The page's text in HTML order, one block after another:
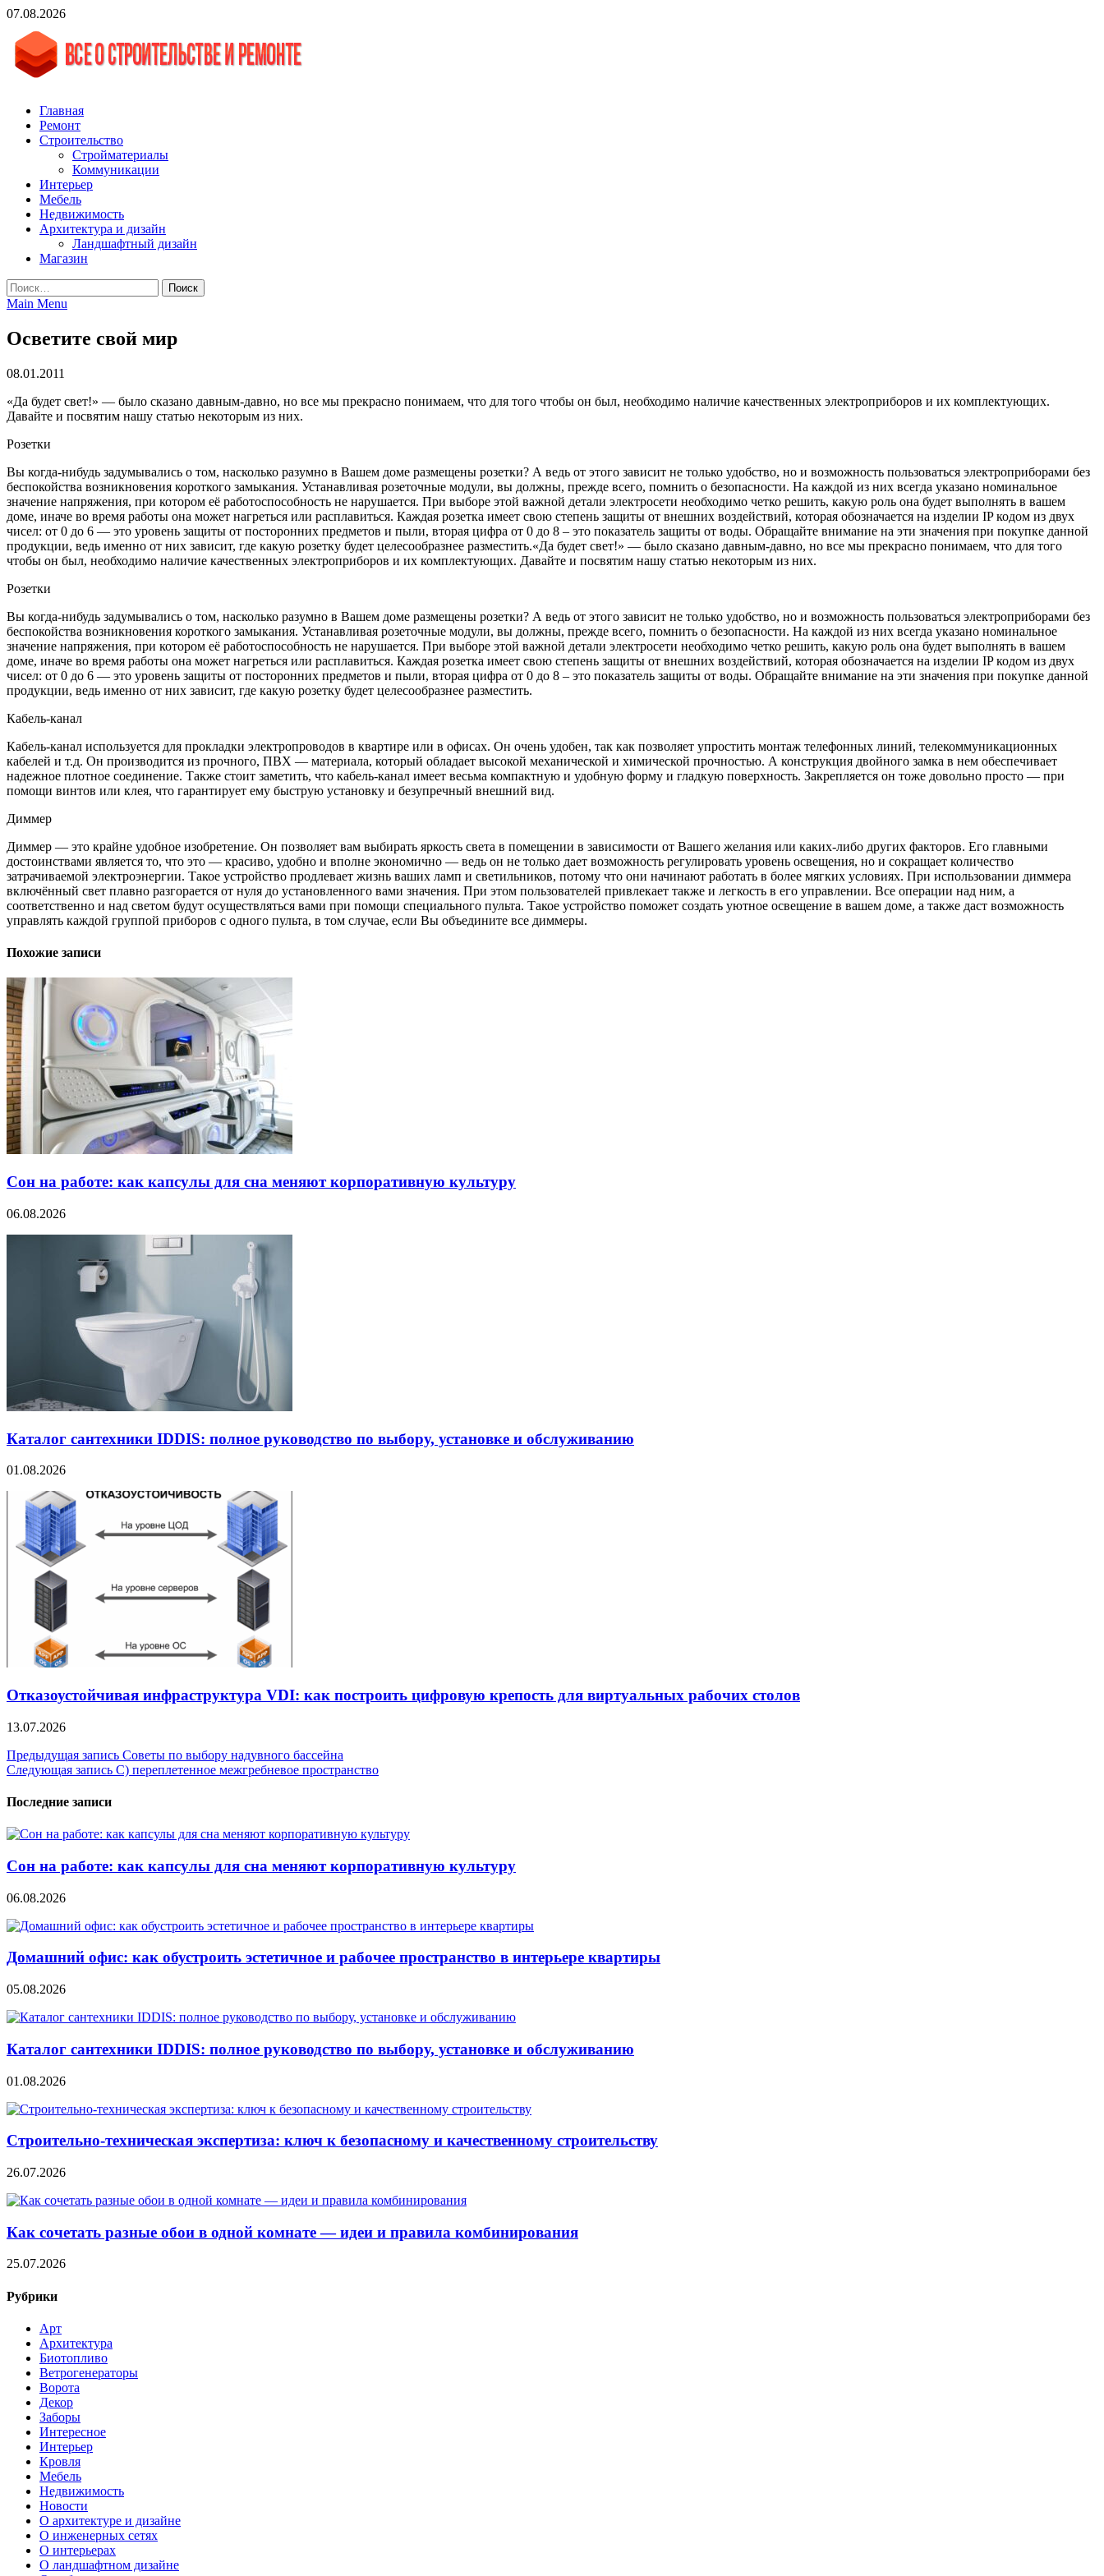
Skip
content
07.08.2026
vgasa.ru
Строительный журнал. Всё о строительстве и ремонтах
Главная
Ремонт
Строительство
Стройматериалы
Коммуникации
Интерьер
Мебель
Недвижимость
Архитектура и дизайн
Ландшафтный дизайн
Магазин
Найти:
Main Menu
Осветите свой мир
08.01.2011
«Да будет свет!» — было сказано давным-давно, но все мы прекрасно понимаем, что для того чтобы он был, необходимо наличие качественных электроприборов и их комплектующих.
Давайте и посвятим нашу статью некоторым из них.
Розетки
Вы когда-нибудь задумывались о том, насколько разумно в Вашем доме размещены розетки? А ведь от этого зависит не только удобство, но и возможность пользоваться электроприборами без
беспокойства возникновения короткого замыкания. Устанавливая розеточные модули, вы должны, прежде всего, помнить о безопасности. На каждой из них всегда указано номинальное
значение напряжения, при котором её работоспособность не нарушается. При выборе этой важной детали электросети необходимо четко решить, какую роль она будет выполнять в вашем
доме, иначе во время работы она может нагреться или расплавиться. Каждая розетка имеет свою степень защиты от внешних воздействий, которая обозначается на изделии IP кодом из двух
чисел: от 0 до 6 — это уровень защиты от посторонних предметов и пыли, вторая цифра от 0 до 8 – это показатель защиты от воды. Обращайте внимание на эти значения при покупке данной
продукции, ведь именно от них зависит, где какую розетку будет целесообразнее разместить.«Да будет свет!» — было сказано давным-давно, но все мы прекрасно понимаем, что для того
чтобы он был, необходимо наличие качественных электроприборов и их комплектующих. Давайте и посвятим нашу статью некоторым из них.
Розетки
Вы когда-нибудь задумывались о том, насколько разумно в Вашем доме размещены розетки? А ведь от этого зависит не только удобство, но и возможность пользоваться электроприборами без
беспокойства возникновения короткого замыкания. Устанавливая розеточные модули, вы должны, прежде всего, помнить о безопасности. На каждой из них всегда указано номинальное
значение напряжения, при котором её работоспособность не нарушается. При выборе этой важной детали электросети необходимо четко решить, какую роль она будет выполнять в вашем
доме, иначе во время работы она может нагреться или расплавиться. Каждая розетка имеет свою степень защиты от внешних воздействий, которая обозначается на изделии IP кодом из двух
чисел: от 0 до 6 — это уровень защиты от посторонних предметов и пыли, вторая цифра от 0 до 8 – это показатель защиты от воды. Обращайте внимание на эти значения при покупке данной
продукции, ведь именно от них зависит, где какую розетку будет целесообразнее разместить.
Кабель-канал
Кабель-канал используется для прокладки электропроводов в квартире или в офисах. Он очень удобен, так как позволяет упростить монтаж телефонных линий, телекоммуникационных
кабелей и т.д. Он производится из прочного, ПВХ — материала, который обладает высокой механической и химической прочностью. А конструкция двойного замка в нем обеспечивает
надежное плотное соединение. Также стоит заметить, что кабель-канал имеет весьма компактную и удобную форму и гладкую поверхность. Закрепляется он тоже довольно просто — при
помощи винтов или клея, что гарантирует ему быструю установку и безупречный внешний вид.
Диммер
Диммер — это крайне удобное изобретение. Он позволяет вам выбирать яркость света в помещении в зависимости от Вашего желания или каких-либо других факторов. Его главными
достоинствами является то, что это — красиво, удобно и вполне экономично — ведь он не только дает возможность регулировать уровень освещения, но и сокращает количество
затрачиваемой электроэнергии. Такое устройство продлевает жизнь ваших ламп и светильников, потому что они начинают работать в более мягких условиях. При использовании диммера
включённый свет плавно разгорается от нуля до установленного вами значения. При этом пользователей привлекает также и легкость в его управлении. Все операции над ним, а
соответственно и над светом будут осуществляться вами при помощи специального пульта. Такое устройство поможет создать уютное освещение в вашем доме, а также даст возможность
управлять каждой группой приборов с одного пульта, в том случае, если Вы объедините все диммеры.
Похожие записи
Сон на работе: как капсулы для сна меняют корпоративную культуру
06.08.2026
Каталог сантехники IDDIS: полное руководство по выбору, установке и обслуживанию
01.08.2026
Отказоустойчивая инфраструктура VDI: как построить цифровую крепость для виртуальных рабочих столов
13.07.2026
Навигация
по
записям
Предыдущая запись Советы по выбору надувного бассейна
Следующая запись С) переплетенное межгребневое пространство
Последние записи
Сон на работе: как капсулы для сна меняют корпоративную культуру
06.08.2026
Домашний офис: как обустроить эстетичное и рабочее пространство в интерьере квартиры
05.08.2026
Каталог сантехники IDDIS: полное руководство по выбору, установке и обслуживанию
01.08.2026
Строительно‑техническая экспертиза: ключ к безопасному и качественному строительству
26.07.2026
Как сочетать разные обои в одной комнате — идеи и правила комбинирования
25.07.2026
Рубрики
Арт
Архитектура
Биотопливо
Ветрогенераторы
Ворота
Декор
Заборы
Интересное
Интерьер
Кровля
Мебель
Недвижимость
Новости
О архитектуре и дизайне
О инженерных сетях
О интерьерах
О ландшафтном дизайне